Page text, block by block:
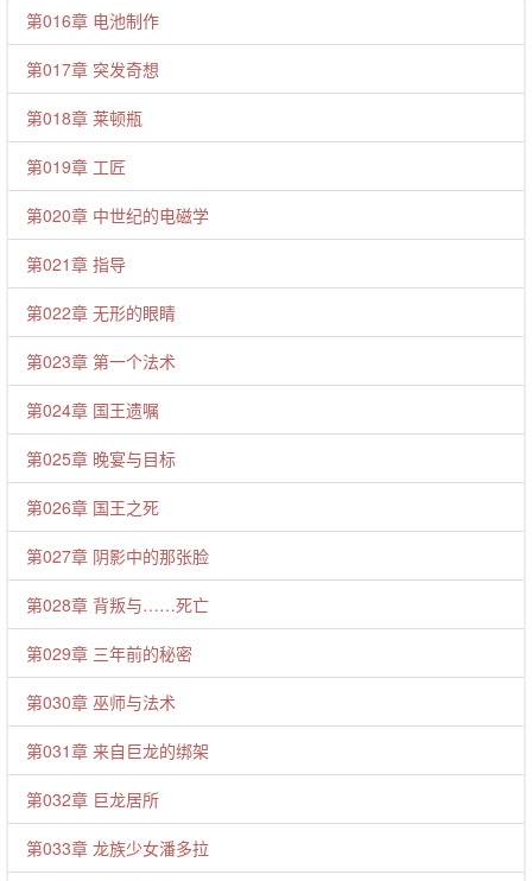
第016章 电池制作
第017章 突发奇想
第018章 莱顿瓶
第019章 工匠
第020章 中世纪的电磁学
第021章 指导
第022章 无形的眼睛
第023章 第一个法术
第024章 国王遗嘱
第025章 晚宴与目标
第026章 国王之死
第027章 阴影中的那张脸
第028章 背叛与……死亡
第029章 三年前的秘密
第030章 巫师与法术
第031章 来自巨龙的绑架
第032章 巨龙居所
第033章 龙族少女潘多拉